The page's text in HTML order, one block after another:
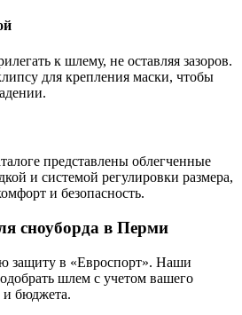
к шлему, не оставляя зазоров.
для крепления маски, чтобы
представлены облегченные
и системой регулировки размера,
и безопасность.
сноуборда в Перми
защиту в «Евроспорт». Наши
шлем с учетом вашего
и бюджета.